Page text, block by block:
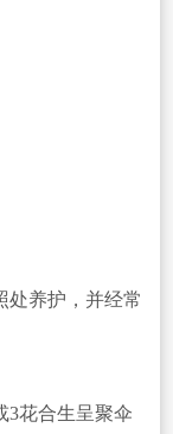
处养护，并经常
3花合生呈聚伞